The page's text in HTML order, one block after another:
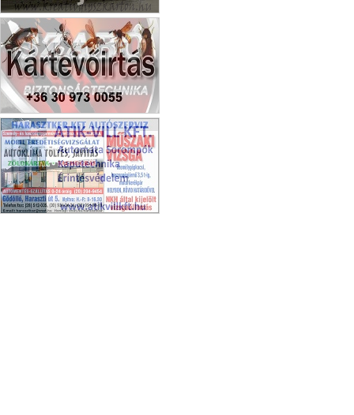
Edények.hu
Kártevőirtás Bágyi László